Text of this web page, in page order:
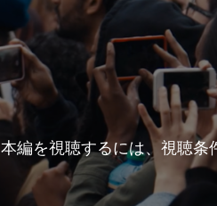
本編を視聴するには、視聴条